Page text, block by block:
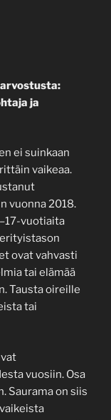
ja
ei suinkaan
vaikeaa.
vuonna 2018.
vuotiaita
ovat vahvasti
tai elämää
Tausta oireille
tai
vuosiin. Osa
Saurama on siis